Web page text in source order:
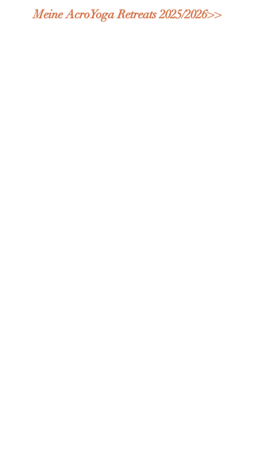
Meine AcroYoga Retreats 2025/2026>>